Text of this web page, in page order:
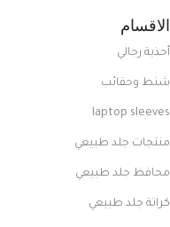
الاقسام
أحذية رجالي
شنط وحقائب
laptop sleeves
منتجات جلد طبيعي
محافظ جلد طبيعي
كراتة جلد طبيعي